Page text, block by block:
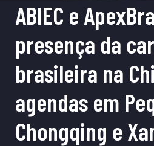
ABIEC e
presença da
brasileira na
agendas em
Chongqing e